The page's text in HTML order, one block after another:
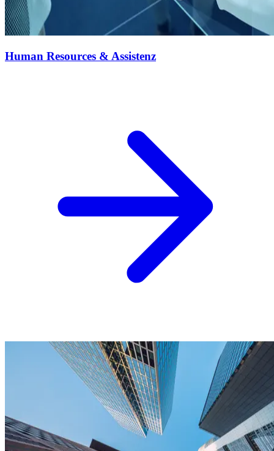
Human Resources & Assistenz